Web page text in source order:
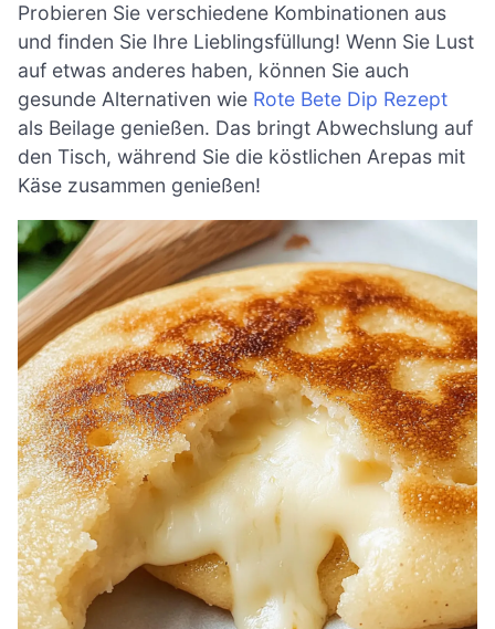
Probieren Sie verschiedene Kombinationen aus
und finden Sie Ihre Lieblingsfüllung! Wenn Sie Lust
auf etwas anderes haben, können Sie auch
gesunde Alternativen wie Rote Bete Dip Rezept
als Beilage genießen. Das bringt Abwechslung auf
den Tisch, während Sie die köstlichen Arepas mit
Käse zusammen genießen!